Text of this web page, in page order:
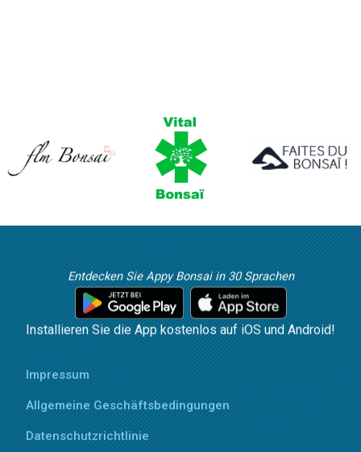
Entdecken Sie Appy Bonsai in 30 Sprachen
Installieren Sie die App kostenlos auf iOS und Android!
Impressum
Allgemeine Geschäftsbedingungen
Datenschutzrichtlinie